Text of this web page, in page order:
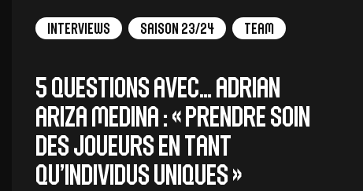
Interviews Saison 23/24 Team
5 QUESTIONS AVEC… ADRIAN
ARIZA MEDINA : « Prendre soin
des joueurs en tant
qu’individus uniques »